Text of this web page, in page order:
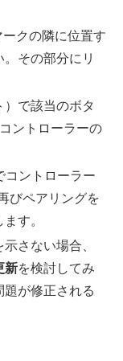
クの隣に位置す
その部分にリ
で該当のボタ
ントローラーの
コントローラー
びペアリングを
す。
さない場合、
新を検討してみ
が修正される